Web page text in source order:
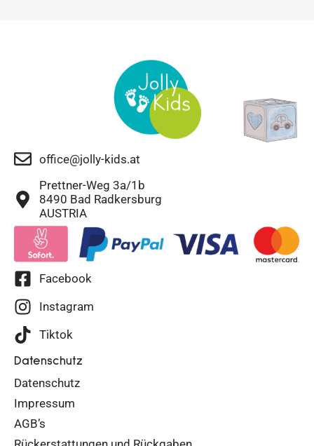
office@jolly-kids.at
Prettner-Weg 3a/1b
8490 Bad Radkersburg
AUSTRIA
Facebook
Instagram
Tiktok
Datenschutz
Datenschutz
Impressum
AGB’s